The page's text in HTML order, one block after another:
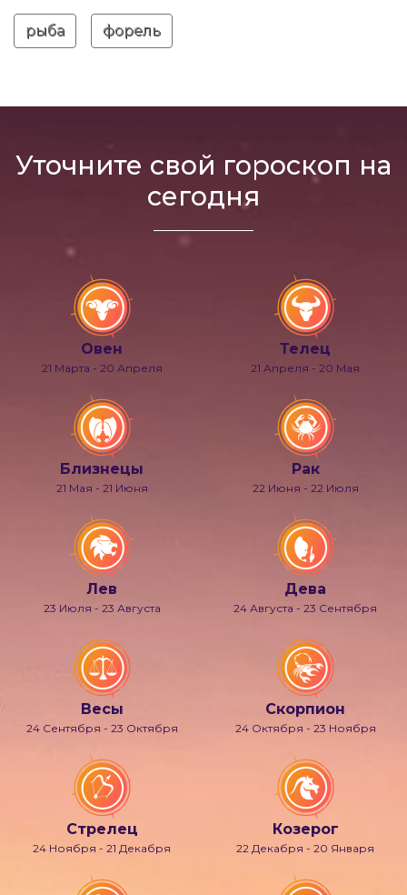
рыба форель
Уточните свой гороскоп на
сегодня
Овен
21 Марта - 20 Апреля
Телец
21 Апреля - 20 Мая
Близнецы
21 Мая - 21 Июня
Рак
22 Июня - 22 Июля
Лев
23 Июля - 23 Августа
Дева
24 Августа - 23 Сентября
Весы
24 Сентября - 23 Октября
Скорпион
24 Октября - 23 Ноября
Стрелец
24 Ноября - 21 Декабря
Козерог
22 Декабря - 20 Января